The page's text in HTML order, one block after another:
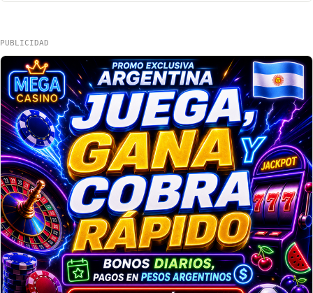
PUBLICIDAD